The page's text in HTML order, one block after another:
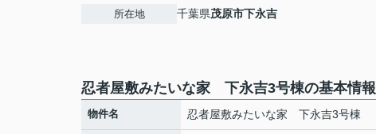
所在地 千葉県茂原市下永吉
忍者屋敷みたいな家 下永吉3号棟の基本情報
物件名 忍者屋敷みたいな家 下永吉3号棟